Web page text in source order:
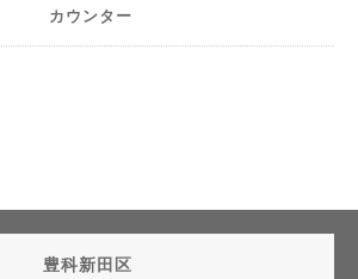
カウンター
豊科新田区